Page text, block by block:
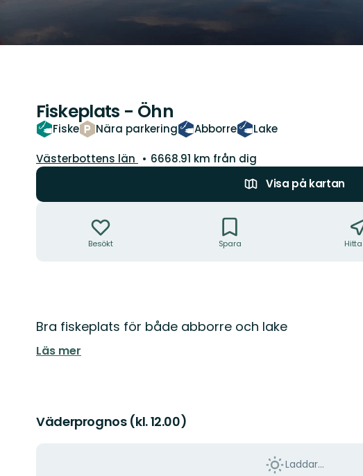
Fiskeplats - Öhn
Fiske Nära parkering Abborre Lake
Län:
Västerbottens län
6668.91 km från dig
Visa på kartan
Besökt Spara
Beskrivning
Bra fiskeplats för både abborre och lake
Läs mer
Väderprognos (kl. 12.00)
Laddar...